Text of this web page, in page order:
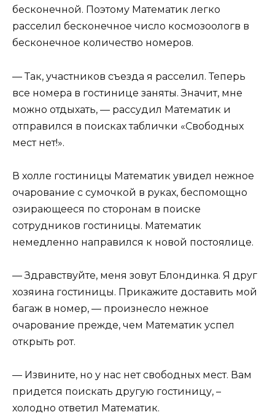
бесконечной. Поэтому Математик легко
расселил бесконечное число космозоологв в
бесконечное количество номеров.
— Так, участников съезда я расселил. Теперь
все номера в гостинице заняты. Значит, мне
можно отдыхать, — рассудил Математик и
отправился в поисках таблички «Свободных
мест нет!».
В холле гостиницы Математик увидел нежное
очарование с сумочкой в руках, беспомощно
озирающееся по сторонам в поиске
сотрудников гостиницы. Математик
немедленно направился к новой постоялице.
— Здравствуйте, меня зовут Блондинка. Я друг
хозяина гостиницы. Прикажите доставить мой
багаж в номер, — произнесло нежное
очарование прежде, чем Математик успел
открыть рот.
— Извините, но у нас нет свободных мест. Вам
придется поискать другую гостиницу, –
холодно ответил Математик.